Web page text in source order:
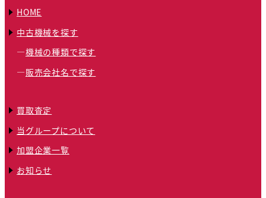
HOME
中古機械を探す
機械の種類で探す
販売会社名で探す
買取査定
当グループについて
加盟企業一覧
お知らせ